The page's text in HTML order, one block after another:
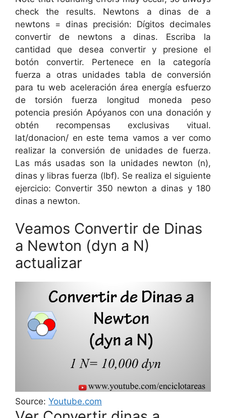
check the results. Newtons a dinas de a
newtons = dinas precisión: Dígitos decimales
convertir de newtons a dinas. Escriba la
cantidad que desea convertir y presione el
botón convertir. Pertenece en la categoría
fuerza a otras unidades tabla de conversión
para tu web aceleración área energía esfuerzo
de torsión fuerza longitud moneda peso
potencia presión Apóyanos con una donación y
obtén recompensas exclusivas vitual.
lat/donacion/ en este tema vamos a ver como
realizar la conversión de unidades de fuerza.
Las más usadas son la unidades newton (n),
dinas y libras fuerza (lbf). Se realiza el siguiente
ejercicio: Convertir 350 newton a dinas y 180
dinas a newton.
Veamos Convertir de Dinas
a Newton (dyn a N)
actualizar
Source: Youtube.com